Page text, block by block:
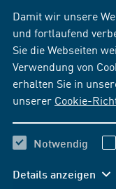
Damit wir unsere
und fortlaufend
Sie die Webseiten
Verwendung von
erhalten Sie in
unserer Cookie-
Notwendig
Details anzeigen